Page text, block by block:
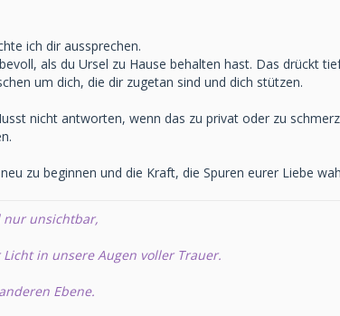
ich dir aussprechen.
als du Ursel zu Hause behalten hast. Das drückt
um dich, die dir zugetan sind und dich stützen.
nicht antworten, wenn das zu privat oder zu
zu beginnen und die Kraft, die Spuren eurer Liebe
nur unsichtbar,
in unsere Augen voller Trauer.
Ebene.